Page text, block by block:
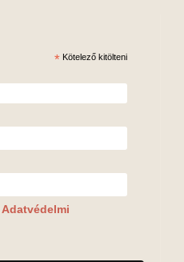
* Kötelező kitölteni
Adatvédelmi